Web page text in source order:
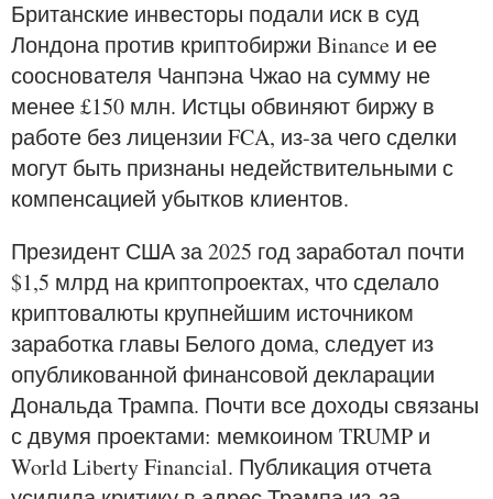
Британские инвесторы подали иск в суд
Лондона против криптобиржи Binance и ее
сооснователя Чанпэна Чжао на сумму не
менее £150 млн. Истцы обвиняют биржу в
работе без лицензии FCA, из-за чего сделки
могут быть признаны недействительными с
компенсацией убытков клиентов.
Президент США за 2025 год заработал почти
$1,5 млрд на криптопроектах, что сделало
криптовалюты крупнейшим источником
заработка главы Белого дома, следует из
опубликованной финансовой декларации
Дональда Трампа. Почти все доходы связаны
с двумя проектами: мемкоином TRUMP и
World Liberty Financial. Публикация отчета